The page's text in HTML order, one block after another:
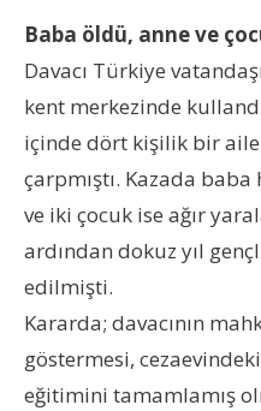
Baba öldü, anne ve
Davacı Türkiye
kent merkezinde
içinde dört kişilik bir
çarpmıştı. Kazada baba
ve iki çocuk ise ağır
ardından dokuz yıl
edilmişti.
Kararda; davacının
göstermesi,
eğitimini tamamlamış